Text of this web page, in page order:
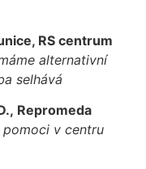
RS centrum
alternativní
selhává
Repromeda
v centru